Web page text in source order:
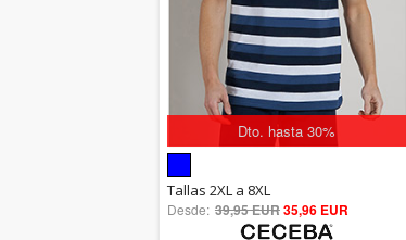
Dto. hasta 30%
5.00
out of 5
Tallas 2XL a 8XL
Desde: 39,95 EUR35,96 EUR